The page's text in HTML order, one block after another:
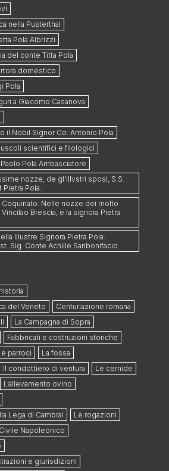
nella Pusterthal
Pola Albrizzi
del conte Titta Pola
domestico
Pola
a Giacomo Casanova
il Nobil Signor Co: Antonio Pola
scientifici e filologici
Pola Ambasciatore
nozze, de gl’illvstri sposi, S.S.
Pola.
Coquinato. Nelle nozze dei molto
Brescia, e la signora Pietra
Illustre Signora Pietra Pola:
Sig. Conte Achille Sanbonifacio
del Veneto
Centuriazione romana
La Campagna di Sopra
Fabbricati e costruzioni storiche
parroci
La fossa
Il condottiero di ventura
Le cernide
L’allevamento ovino
Lega di Cambrai
Le rogazioni
Napoleonico
e giurisdizioni